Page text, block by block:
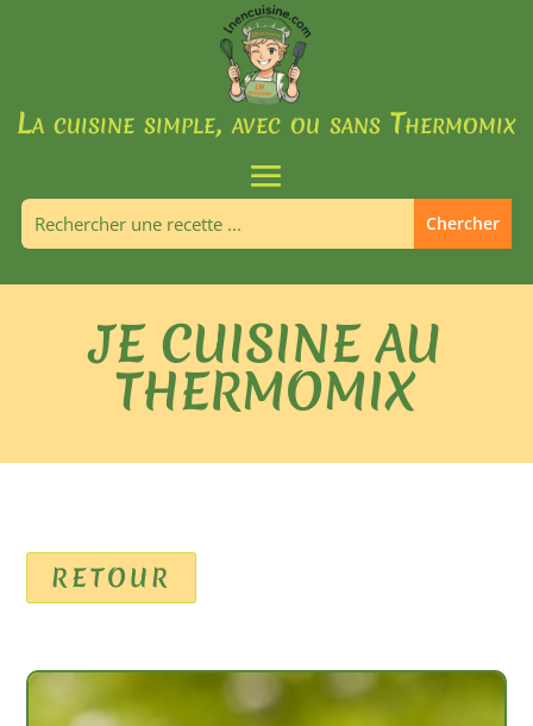
La cuisine simple, avec ou sans Thermomix
JE CUISINE AU
THERMOMIX
RETOUR